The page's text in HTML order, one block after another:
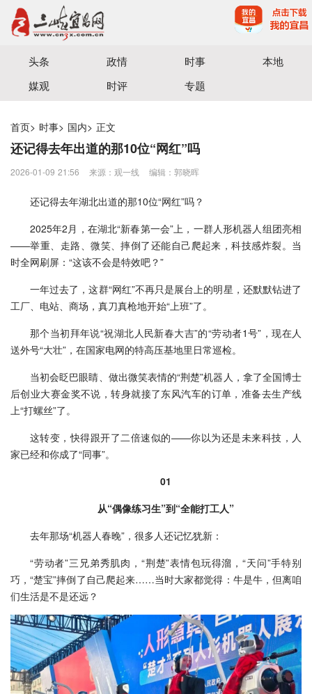
宜昌三峡融媒体中心主办
头条 政情 时事
本地
媒观
时评 专题
首页> 时事> 国内> 正文
还记得去年出道的那10位“网红”吗
2026-01-09 21:56 来源：观一线 编辑：郭晓晖
还记得去年湖北出道的那10位“网红”吗？
2025年2月，在湖北“新春第一会”上，一群人形机器人组团亮相
——举重、走路、微笑、摔倒了还能自己爬起来，科技感炸裂。当
时全网刷屏：“这该不会是特效吧？”
一年过去了，这群“网红”不再只是展台上的明星，还默默钻进了
工厂、电站、商场，真刀真枪地开始“上班”了。
那个当初拜年说“祝湖北人民新春大吉”的“劳动者1号”，现在人
送外号“大壮”，在国家电网的特高压基地里日常巡检。
当初会眨巴眼睛、做出微笑表情的“荆楚”机器人，拿了全国博士
后创业大赛金奖不说，转身就接了东风汽车的订单，准备去生产线
上“打螺丝”了。
这转变，快得跟开了二倍速似的——你以为还是未来科技，人
家已经和你成了“同事”。
01
从“偶像练习生”到“全能打工人”
去年那场“机器人春晚”，很多人还记忆犹新：
“劳动者”三兄弟秀肌肉，“荆楚”表情包玩得溜，“天问”手特别
巧，“楚宝”摔倒了自己爬起来……当时大家都觉得：牛是牛，但离咱
们生活是不是还远？